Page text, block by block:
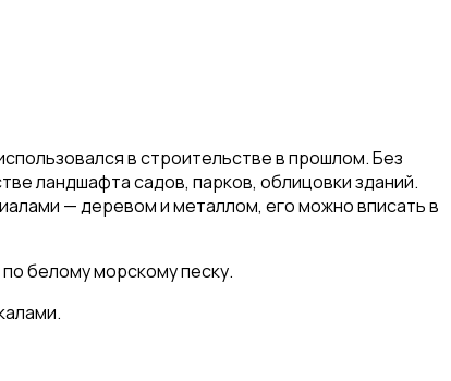
в строительстве в прошлом. Без
ландшафта садов, парков, облицовки зданий.
— деревом и металлом, его можно вписать в
белому морскому песку.